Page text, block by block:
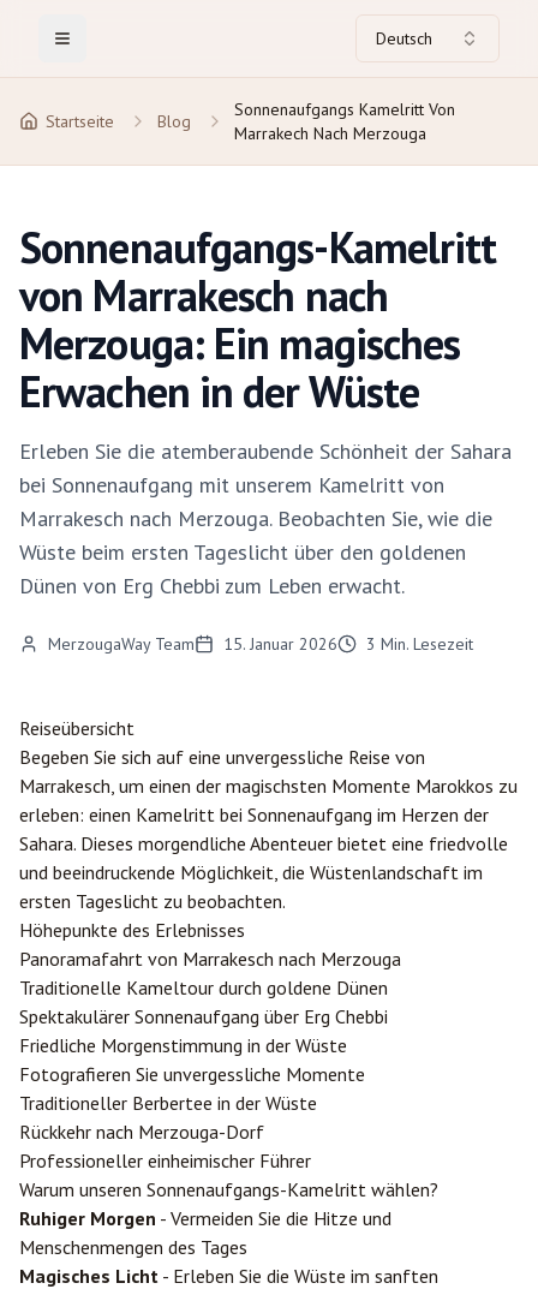
Toggle Menu Deutsch
Startseite Blog
Sonnenaufgangs Kamelritt Von
Marrakech Nach Merzouga
Sonnenaufgangs-Kamelritt
von Marrakesch nach
Merzouga: Ein magisches
Erwachen in der Wüste
Erleben Sie die atemberaubende Schönheit der Sahara
bei Sonnenaufgang mit unserem Kamelritt von
Marrakesch nach Merzouga. Beobachten Sie, wie die
Wüste beim ersten Tageslicht über den goldenen
Dünen von Erg Chebbi zum Leben erwacht.
MerzougaWay Team 15. Januar 2026 3 Min. Lesezeit
Reiseübersicht
Begeben Sie sich auf eine unvergessliche Reise von
Marrakesch, um einen der magischsten Momente Marokkos zu
erleben: einen Kamelritt bei Sonnenaufgang im Herzen der
Sahara. Dieses morgendliche Abenteuer bietet eine friedvolle
und beeindruckende Möglichkeit, die Wüstenlandschaft im
ersten Tageslicht zu beobachten.
Höhepunkte des Erlebnisses
Panoramafahrt von Marrakesch nach Merzouga
Traditionelle Kameltour durch goldene Dünen
Spektakulärer Sonnenaufgang über Erg Chebbi
Friedliche Morgenstimmung in der Wüste
Fotografieren Sie unvergessliche Momente
Traditioneller Berbertee in der Wüste
Rückkehr nach Merzouga-Dorf
Professioneller einheimischer Führer
Warum unseren Sonnenaufgangs-Kamelritt wählen?
Ruhiger Morgen - Vermeiden Sie die Hitze und
Menschenmengen des Tages
Magisches Licht - Erleben Sie die Wüste im sanften